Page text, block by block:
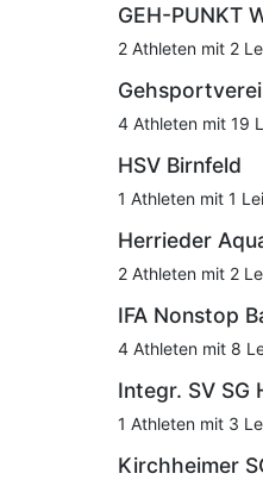
GEH-PUNKT
2 Athleten mit 2
4 Athleten mit 19
HSV Birnfeld
1 Athleten mit 1
Herrieder
2 Athleten mit 2
IFA Nonstop
4 Athleten mit 8
Integr. SV SG
1 Athleten mit 3
Kirchheimer